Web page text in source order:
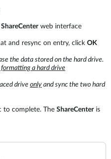
ShareCenterweb interface
and resync on entry, click OK
the data stored on the hard drive.
a hard drive
drive only and sync the two hard
to complete. The ShareCenteris